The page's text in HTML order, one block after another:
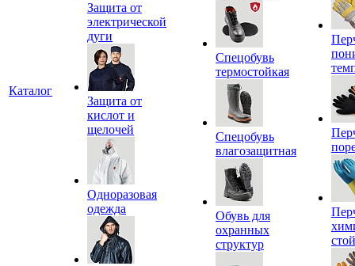
Каталог
Защита от
электрической
дуги
Защита от
кислот и
щелочей
Одноразовая
одежда
Спецобувь
термостойкая
Спецобувь
влагозащитная
Обувь для
охранных
структур